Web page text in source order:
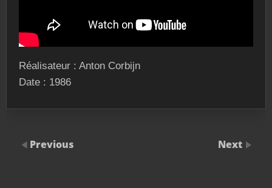
Réalisateur : Anton Corbijn
Date : 1986
Previous Next